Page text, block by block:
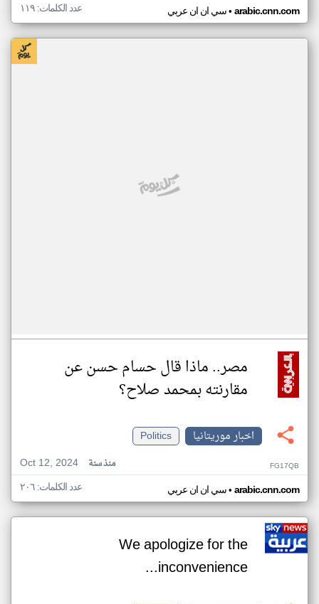
سي ان ان عربي• arabic.cnn.com عدد الكلمات: ١١٩
مصر.. ماذا قال حسام حسن عن
مقارنته بمحمد صلاح؟
اخبار موريتانيا
Politics
Oct 12, 2024
منذ سنة FG17QB
سي ان ان عربي• arabic.cnn.com عدد الكلمات: ٢٠٦
We apologize for the
inconvenience...